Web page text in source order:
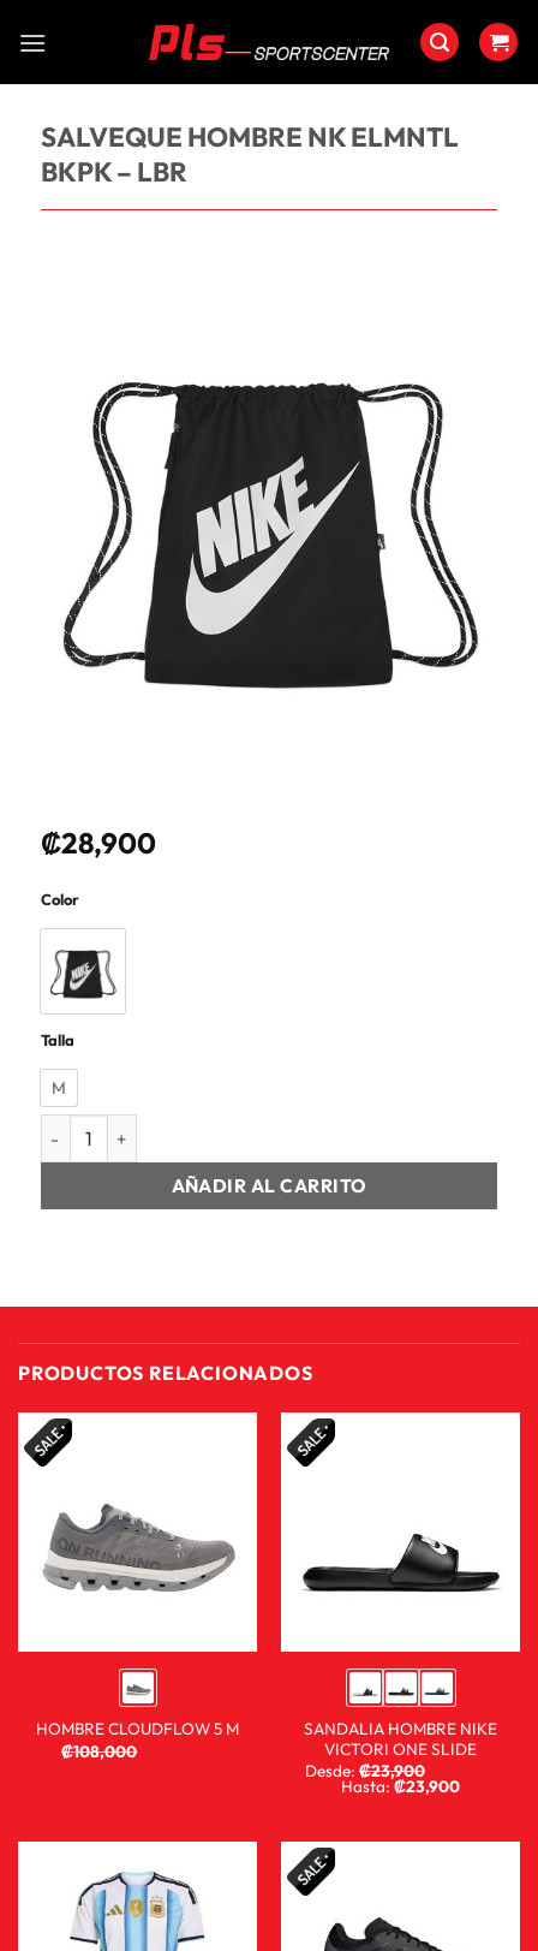
SALVEQUE HOMBRE NK ELMNTL
BKPK – LBR
₡28,900
Color
Talla
M
SALVEQUE HOMBRE NK ELMNTL BKPK - LBR cantidad
AÑADIR AL CARRITO
PRODUCTOS RELACIONADOS
HOMBRE CLOUDFLOW 5 M
₡108,000
SANDALIA HOMBRE NIKE
VICTORI ONE SLIDE
Desde: ₡23,900
Hasta:₡23,900